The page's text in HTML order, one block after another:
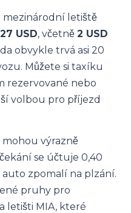
mezinárodní letiště
27 USD, včetně 2 USD
obvykle trvá asi 20
Můžete si taxíku
rezervované nebo
volbou pro příjezd
výrazně
se účtuje 0,40
auto zpomalí na plzání.
pruhy pro
letišti MIA, které